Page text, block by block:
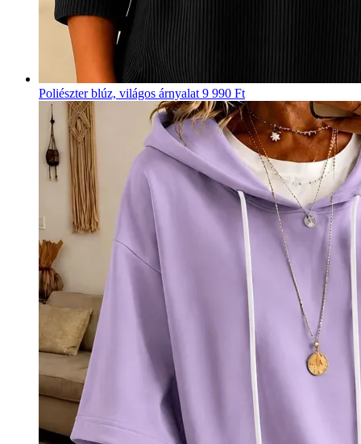
Poliészter blúz, világos árnyalat 9 990 Ft